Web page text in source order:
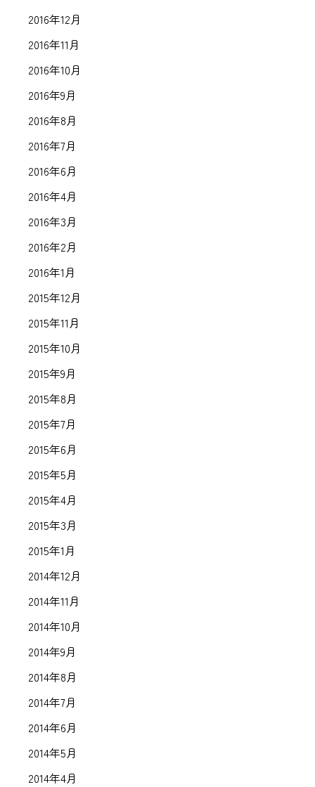
2016年12月
2016年11月
2016年10月
2016年9月
2016年8月
2016年7月
2016年6月
2016年4月
2016年3月
2016年2月
2016年1月
2015年12月
2015年11月
2015年10月
2015年9月
2015年8月
2015年7月
2015年6月
2015年5月
2015年4月
2015年3月
2015年1月
2014年12月
2014年11月
2014年10月
2014年9月
2014年8月
2014年7月
2014年6月
2014年5月
2014年4月